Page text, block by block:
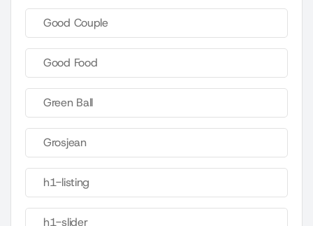
Good Couple
Good Food
Green Ball
Grosjean
h1-listing
h1-slider